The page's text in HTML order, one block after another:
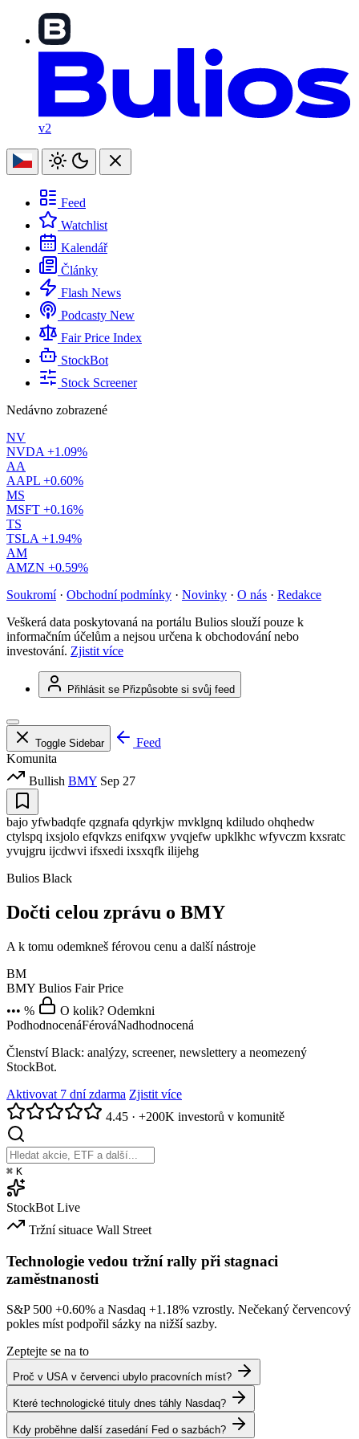
v2
Feed
Watchlist
Kalendář
Články
Flash News
Podcasty New
Fair Price Index
StockBot
Stock Screener
Nedávno zobrazené
NV
NVDA +1.09%
AA
AAPL +0.60%
MS
MSFT +0.16%
TS
TSLA +1.94%
AM
AMZN +0.59%
Soukromí · Obchodní podmínky · Novinky · O nás · Redakce
Veškerá data poskytovaná na portálu Bulios slouží pouze k
informačním účelům a nejsou určena k obchodování nebo
investování. Zjistit více
Přihlásit se Přizpůsobte si svůj feed
Toggle Sidebar
Feed
Komunita
Bullish BMY Sep 27
bajo yfwbadqfe qzgnafa qdyrkjw mvklgnq kdiludo ohqhedw
ctylspq ixsjolo efqvkzs enifqxw yvqjefw upklkhc wfyvczm kxsratc
yvujgru ijcdwvi ifsxedi ixsxqfk ilijehg
Bulios Black
Dočti celou zprávu o BMY
A k tomu odemkneš férovou cenu a další nástroje
BM
BMY Bulios Fair Price
••• %
O kolik? Odemkni
PodhodnocenáFérováNadhodnocená
Členství Black: analýzy, screener, newslettery a neomezený
StockBot.
Aktivovat 7 dní zdarma Zjistit více
4.45 · +200K investorů v komunitě
⌘ K
StockBot Live
Tržní situace Wall Street
Technologie vedou tržní rally při stagnaci
zaměstnanosti
S&P 500 +0.60% a Nasdaq +1.18% vzrostly. Nečekaný červencový
pokles míst podpořil sázky na nižší sazby.
Zeptejte se na to
Proč v USA v červenci ubylo pracovních míst?
Které technologické tituly dnes táhly Nasdaq?
Kdy proběhne další zasedání Fed o sazbách?